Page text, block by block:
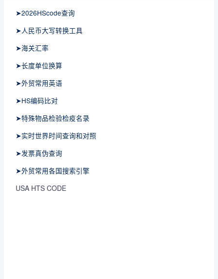
➤2026HScode查询
➤人民币大写转换工具
➤海关汇率
➤长度单位换算
➤外贸常用英语
➤HS编码比对
➤特殊物品检验检疫名录
➤实时世界时间查询和对照
➤发票真伪查询
➤外贸常用各国搜索引擎
USA HTS CODE